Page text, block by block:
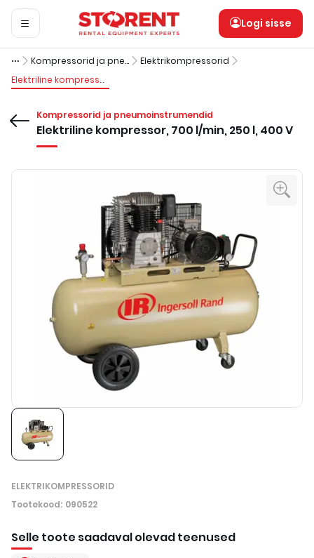
Logi sisse
Kompressorid ja pneumoinstrumendid
Elektrikompressorid
Elektriline kompressor, 700 l/min, 250 l, 400 V
Kompressorid ja pneumoinstrumendid
Elektriline kompressor, 700 l/min, 250 l, 400 V
ELEKTRIKOMPRESSORID
Tootekood: 090522
Selle toote saadaval olevad teenused